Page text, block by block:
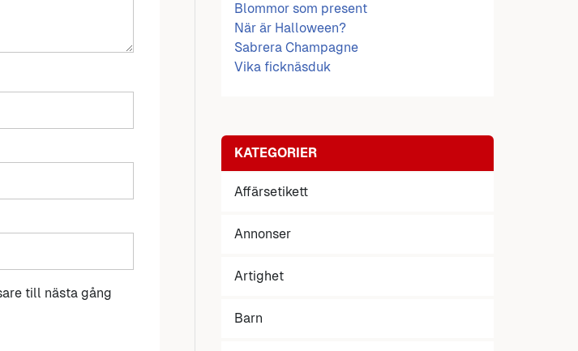
till nästa gång
Blommor som present
När är Halloween?
Sabrera Champagne
Vika ficknäsduk
KATEGORIER
Affärsetikett
Annonser
Artighet
Barn